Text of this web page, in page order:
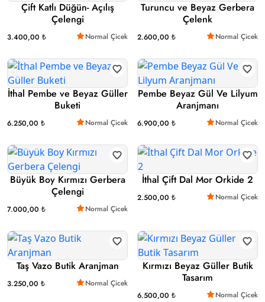
Çift Katlı Düğün- Açılış
Çelengi
3.400,00 ₺ Normal Çicek
Turuncu ve Beyaz Gerbera
Çelenk
2.600,00 ₺ Normal Çicek
İthal Pembe ve Beyaz Güller
Buketi
6.250,00 ₺ Normal Çicek
Pembe Beyaz Gül Ve Lilyum
Aranjmanı
6.900,00 ₺ Normal Çicek
Büyük Boy Kırmızı Gerbera
Çelengi
7.000,00 ₺ Normal Çicek
İthal Çift Dal Mor Orkide 2
2.500,00 ₺ Normal Çicek
Taş Vazo Butik Aranjman
3.250,00 ₺ Normal Çicek
Kırmızı Beyaz Güller Butik
Tasarım
6.500,00 ₺ Normal Çicek